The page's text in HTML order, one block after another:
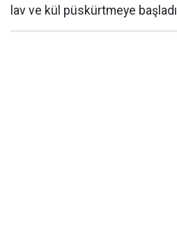
lav ve kül püskürtmeye başladı